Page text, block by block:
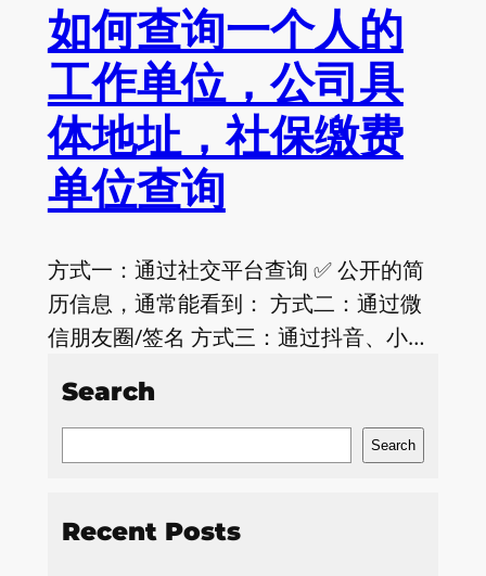
如何查询一个人的
工作单位，公司具
体地址，社保缴费
单位查询
方式一：通过社交平台查询 ✅ 公开的简
历信息，通常能看到： 方式二：通过微
信朋友圈/签名 方式三：通过抖音、小…
Search
r
Search
Recent Posts